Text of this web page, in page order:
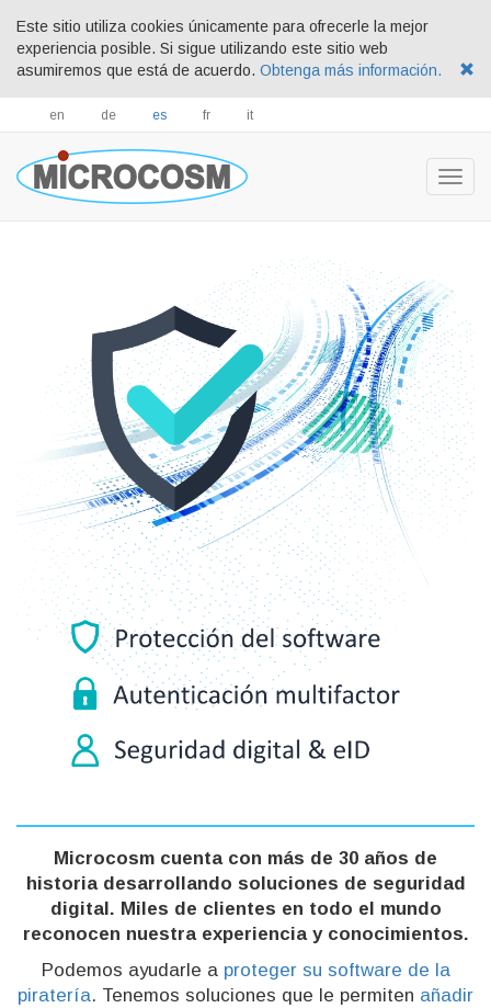
Este sitio utiliza cookies únicamente para ofrecerle la mejor
experiencia posible. Si sigue utilizando este sitio web
asumiremos que está de acuerdo. Obtenga más información.
en de es fr it
Microcosm cuenta con más de 30 años de
historia desarrollando soluciones de seguridad
digital. Miles de clientes en todo el mundo
reconocen nuestra experiencia y conocimientos.
Podemos ayudarle a proteger su software de la
piratería. Tenemos soluciones que le permiten añadir